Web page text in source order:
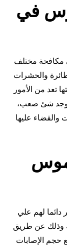
في
مكافحة مختلف
والحشرات
تعد من الأمور
يوجد شئ صعب،
عليها
لهم علي
وذلك عن طريق
حجم الإصابات